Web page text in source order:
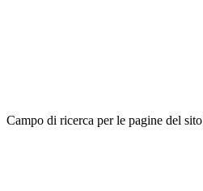
Campo di ricerca per le pagine del sito